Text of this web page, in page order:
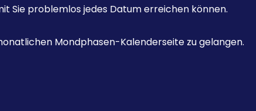
Sie problemlos jedes Datum erreichen können.
Mondphasen-Kalenderseite zu gelangen.